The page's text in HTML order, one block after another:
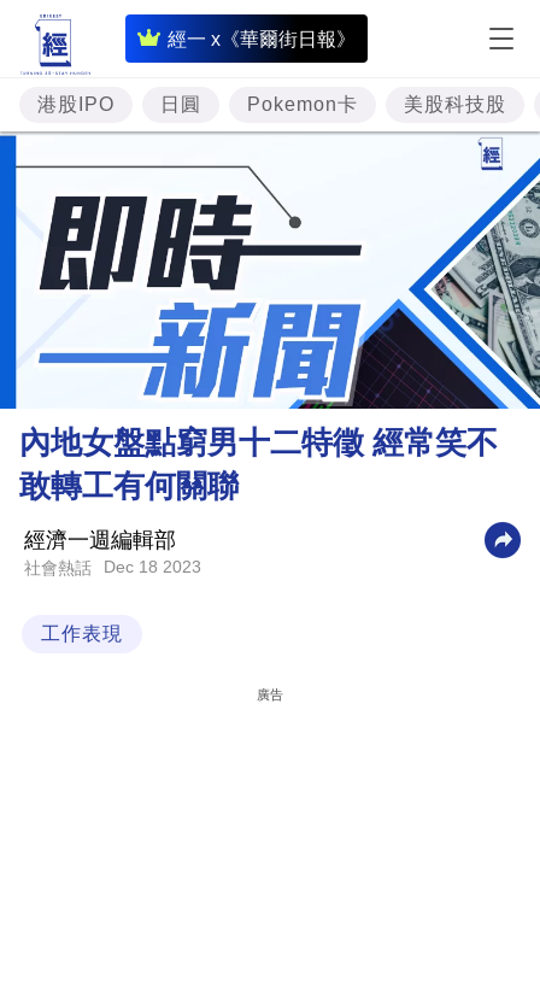
經一 x《華爾街日報》
即
時
財
經
專
題
投
資
樓
市
財
商
業
科
港股IPO 日圓 Pokemon卡 美股科技股
內地女盤點窮男十二特徵 經常笑不
敢轉工有何關聯
經濟一週編輯部
社會熱話 Dec 18 2023
工作表現
廣告